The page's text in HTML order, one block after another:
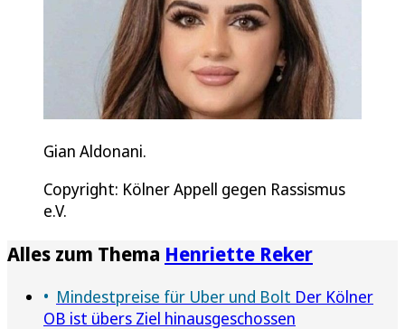
Gian Aldonani.
Copyright: Kölner Appell gegen Rassismus
e.V.
Alles zum Thema Henriette Reker
Mindestpreise für Uber und Bolt Der Kölner
OB ist übers Ziel hinausgeschossen